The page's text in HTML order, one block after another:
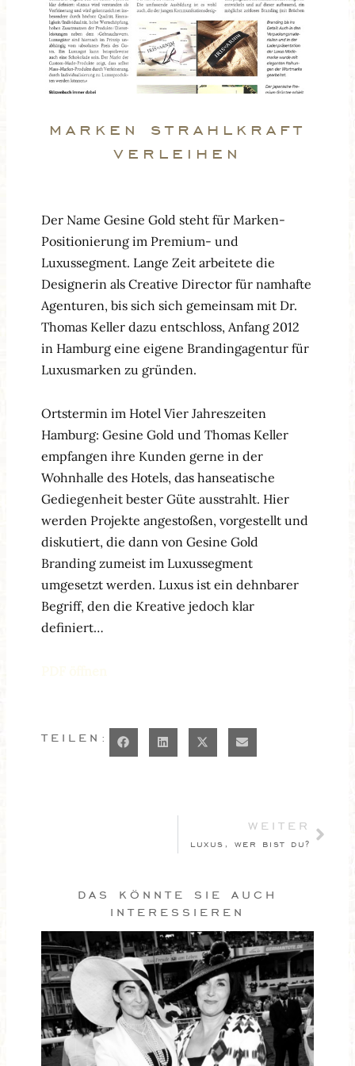
marken strahlkraft
verleihen
Der Name Gesine Gold steht für Marken-
Positionierung im Premium- und
Luxussegment. Lange Zeit arbeitete die
Designerin als Creative Director für namhafte
Agenturen, bis sich sich gemeinsam mit Dr.
Thomas Keller dazu entschloss, Anfang 2012
in Hamburg eine eigene Brandingagentur für
Luxusmarken zu gründen.
Ortstermin im Hotel Vier Jahreszeiten
Hamburg: Gesine Gold und Thomas Keller
empfangen ihre Kunden gerne in der
Wohnhalle des Hotels, das hanseatische
Gediegenheit bester Güte ausstrahlt. Hier
werden Projekte angestoßen, vorgestellt und
diskutiert, die dann von Gesine Gold
Branding zumeist im Luxussegment
umgesetzt werden. Luxus ist ein dehnbarer
Begriff, den die Kreative jedoch klar
definiert…
teilen:
weiter
luxus, wer bist du?
das könnte sie auch
interessieren